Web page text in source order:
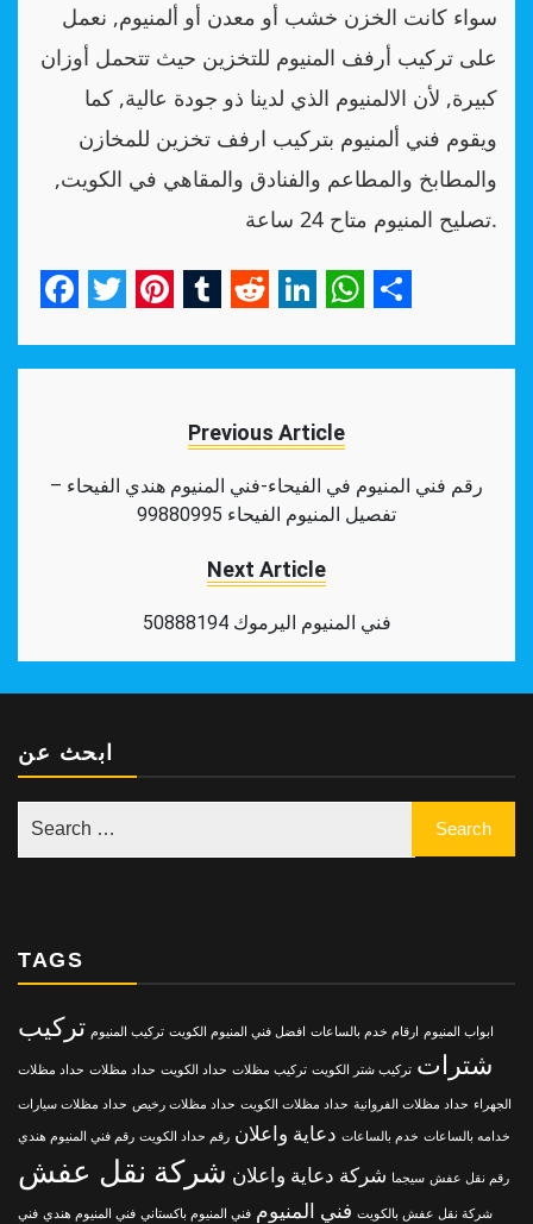
سواء كانت الخزن خشب أو معدن أو ألمنيوم, نعمل
على تركيب أرفف المنيوم للتخزين حيث تتحمل أوزان
كبيرة, لأن الالمنيوم الذي لدينا ذو جودة عالية, كما
ويقوم فني ألمنيوم بتركيب ارفف تخزين للمخازن
والمطابخ والمطاعم والفنادق والمقاهي في الكويت,
تصليح المنيوم متاح 24 ساعة.
Previous Article
رقم فني المنيوم في الفيحاء-فني المنيوم هندي الفيحاء –
تفصيل المنيوم الفيحاء 99880995
Next Article
فني المنيوم اليرموك 50888194
ابحث عن
TAGS
ابواب المنيوم ارقام خدم بالساعات افضل فني المنيوم الكويت تركيب المنيوم تركيب
شترات تركيب شتر الكويت تركيب مظلات حداد الكويت حداد مظلات حداد مظلات
الجهراء حداد مظلات الفروانية حداد مظلات الكويت حداد مظلات رخيص حداد مظلات سيارات
خدامه بالساعات خدم بالساعات دعاية واعلان رقم حداد الكويت رقم فني المنيوم هندي
رقم نقل عفش سيجما شركة دعاية واعلان شركة نقل عفش
شركة نقل عفش بالكويت فني المنيوم فني المنيوم باكستاني فني المنيوم هندي فني